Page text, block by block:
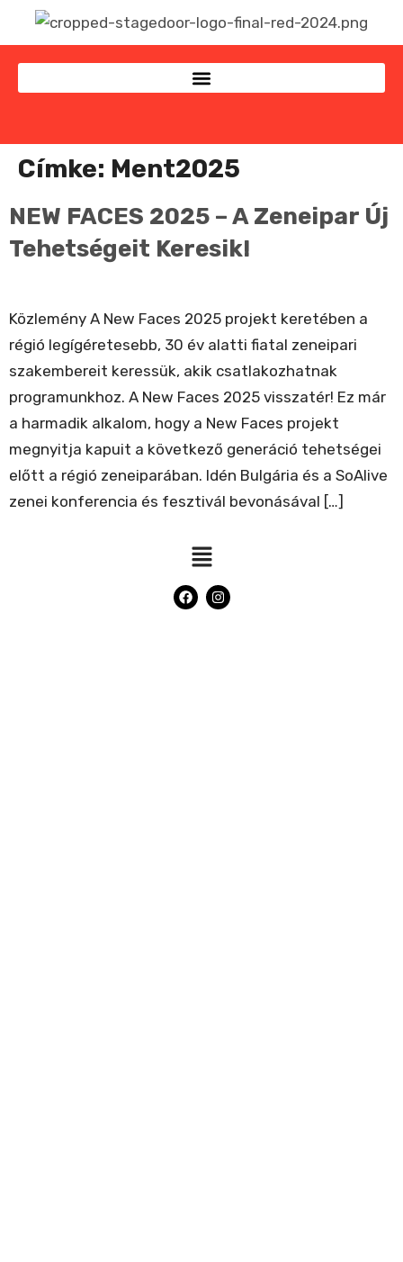
Címke: Ment2025
NEW FACES 2025 – A Zeneipar Új
Tehetségeit Keresik!
Közlemény A New Faces 2025 projekt keretében a
régió legígéretesebb, 30 év alatti fiatal zeneipari
szakembereit keressük, akik csatlakozhatnak
programunkhoz. A New Faces 2025 visszatér! Ez már
a harmadik alkalom, hogy a New Faces projekt
megnyitja kapuit a következő generáció tehetségei
előtt a régió zeneiparában. Idén Bulgária és a SoAlive
zenei konferencia és fesztivál bevonásával […]